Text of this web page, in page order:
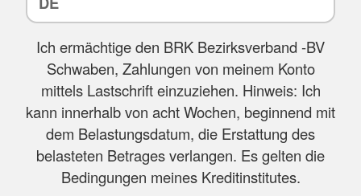
Ich ermächtige den BRK Bezirksverband -BV
Schwaben, Zahlungen von meinem Konto
mittels Lastschrift einzuziehen. Hinweis: Ich
kann innerhalb von acht Wochen, beginnend mit
dem Belastungsdatum, die Erstattung des
belasteten Betrages verlangen. Es gelten die
Bedingungen meines Kreditinstitutes.